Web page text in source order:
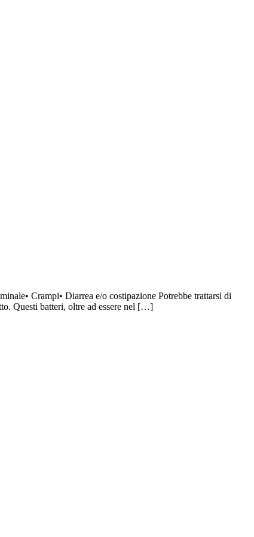
Crampi• Diarrea e/o costipazione Potrebbe trattarsi di
Questi batteri, oltre ad essere nel […]